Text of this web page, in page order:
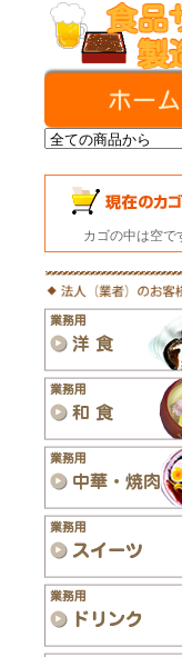
カゴの中は空で